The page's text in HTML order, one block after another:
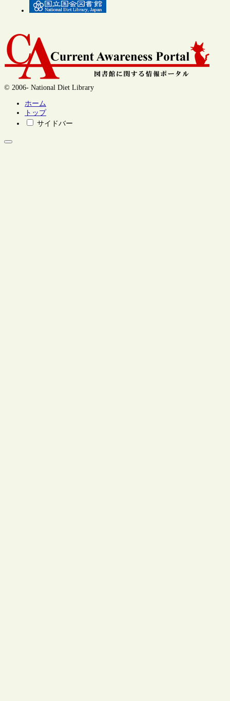
© 2006- National Diet Library
ホーム
トップ
サイドバー